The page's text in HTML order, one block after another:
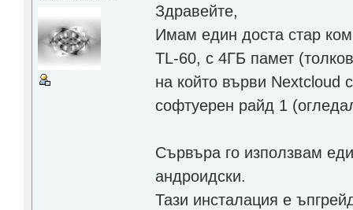
Здравейте,
Имам един доста стар
TL-60, с 4ГБ памет
на който върви Nextcloud
софтуерен райд 1
Сървъра го използвам
андроидски.
Тази инсталация е